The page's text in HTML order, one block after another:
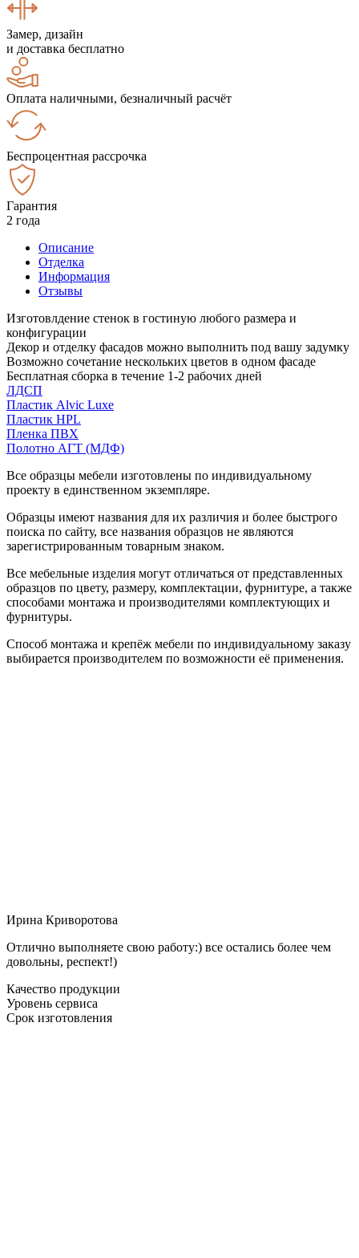
Замер, дизайн
и доставка бесплатно
Оплата наличными, безналичный расчёт
Беспроцентная рассрочка
Гарантия
2 года
Описание
Отделка
Информация
Отзывы
Изготовлдение стенок в гостиную любого размера и
конфигурации
Декор и отделку фасадов можно выполнить под вашу задумку
Возможно сочетание нескольких цветов в одном фасаде
Бесплатная сборка в течение 1-2 рабочих дней
ЛДСП
Пластик Alvic Luxe
Пластик HPL
Пленка ПВХ
Полотно АГТ (МДФ)
Все образцы мебели изготовлены по индивидуальному
проекту в единственном экземпляре.
Образцы имеют названия для их различия и более быстрого
поиска по сайту, все названия образцов не являются
зарегистрированным товарным знаком.
Все мебельные изделия могут отличаться от представленных
образцов по цвету, размеру, комплектации, фурнитуре, а также
способами монтажа и производителями комплектующих и
фурнитуры.
Способ монтажа и крепёж мебели по индивидуальному заказу
выбирается производителем по возможности её применения.
Ирина Криворотова
Отлично выполняете свою работу:) все остались более чем
довольны, респект!)
Качество продукции
Уровень сервиса
Срок изготовления